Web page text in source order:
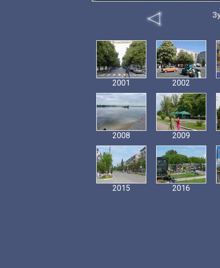
2001 2002
2008 2009
2015 2016